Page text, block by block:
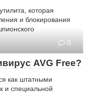
которая
и блокирования
0
AVG Free?
как штатными
и специальной